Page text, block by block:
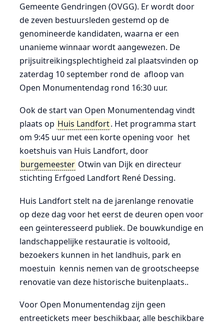
Gemeente Gendringen (OVGG). Er wordt door
de zeven bestuursleden gestemd op de
genomineerde kandidaten, waarna er een
unanieme winnaar wordt aangewezen. De
prijsuitreikingsplechtigheid zal plaatsvinden op
zaterdag 10 september rond de afloop van
Open Monumentendag rond 16:30 uur.
Ook de start van Open Monumentendag vindt
plaats op Huis Landfort. Het programma start
om 9:45 uur met een korte opening voor het
koetshuis van Huis Landfort, door
burgemeester Otwin van Dijk en directeur
stichting Erfgoed Landfort René Dessing.
Huis Landfort stelt na de jarenlange renovatie
op deze dag voor het eerst de deuren open voor
een geïnteresseerd publiek. De bouwkundige en
landschappelijke restauratie is voltooid,
bezoekers kunnen in het landhuis, park en
moestuin kennis nemen van de grootscheepse
renovatie van deze historische buitenplaats..
Voor Open Monumentendag zijn geen
entreetickets meer beschikbaar, alle beschikbare